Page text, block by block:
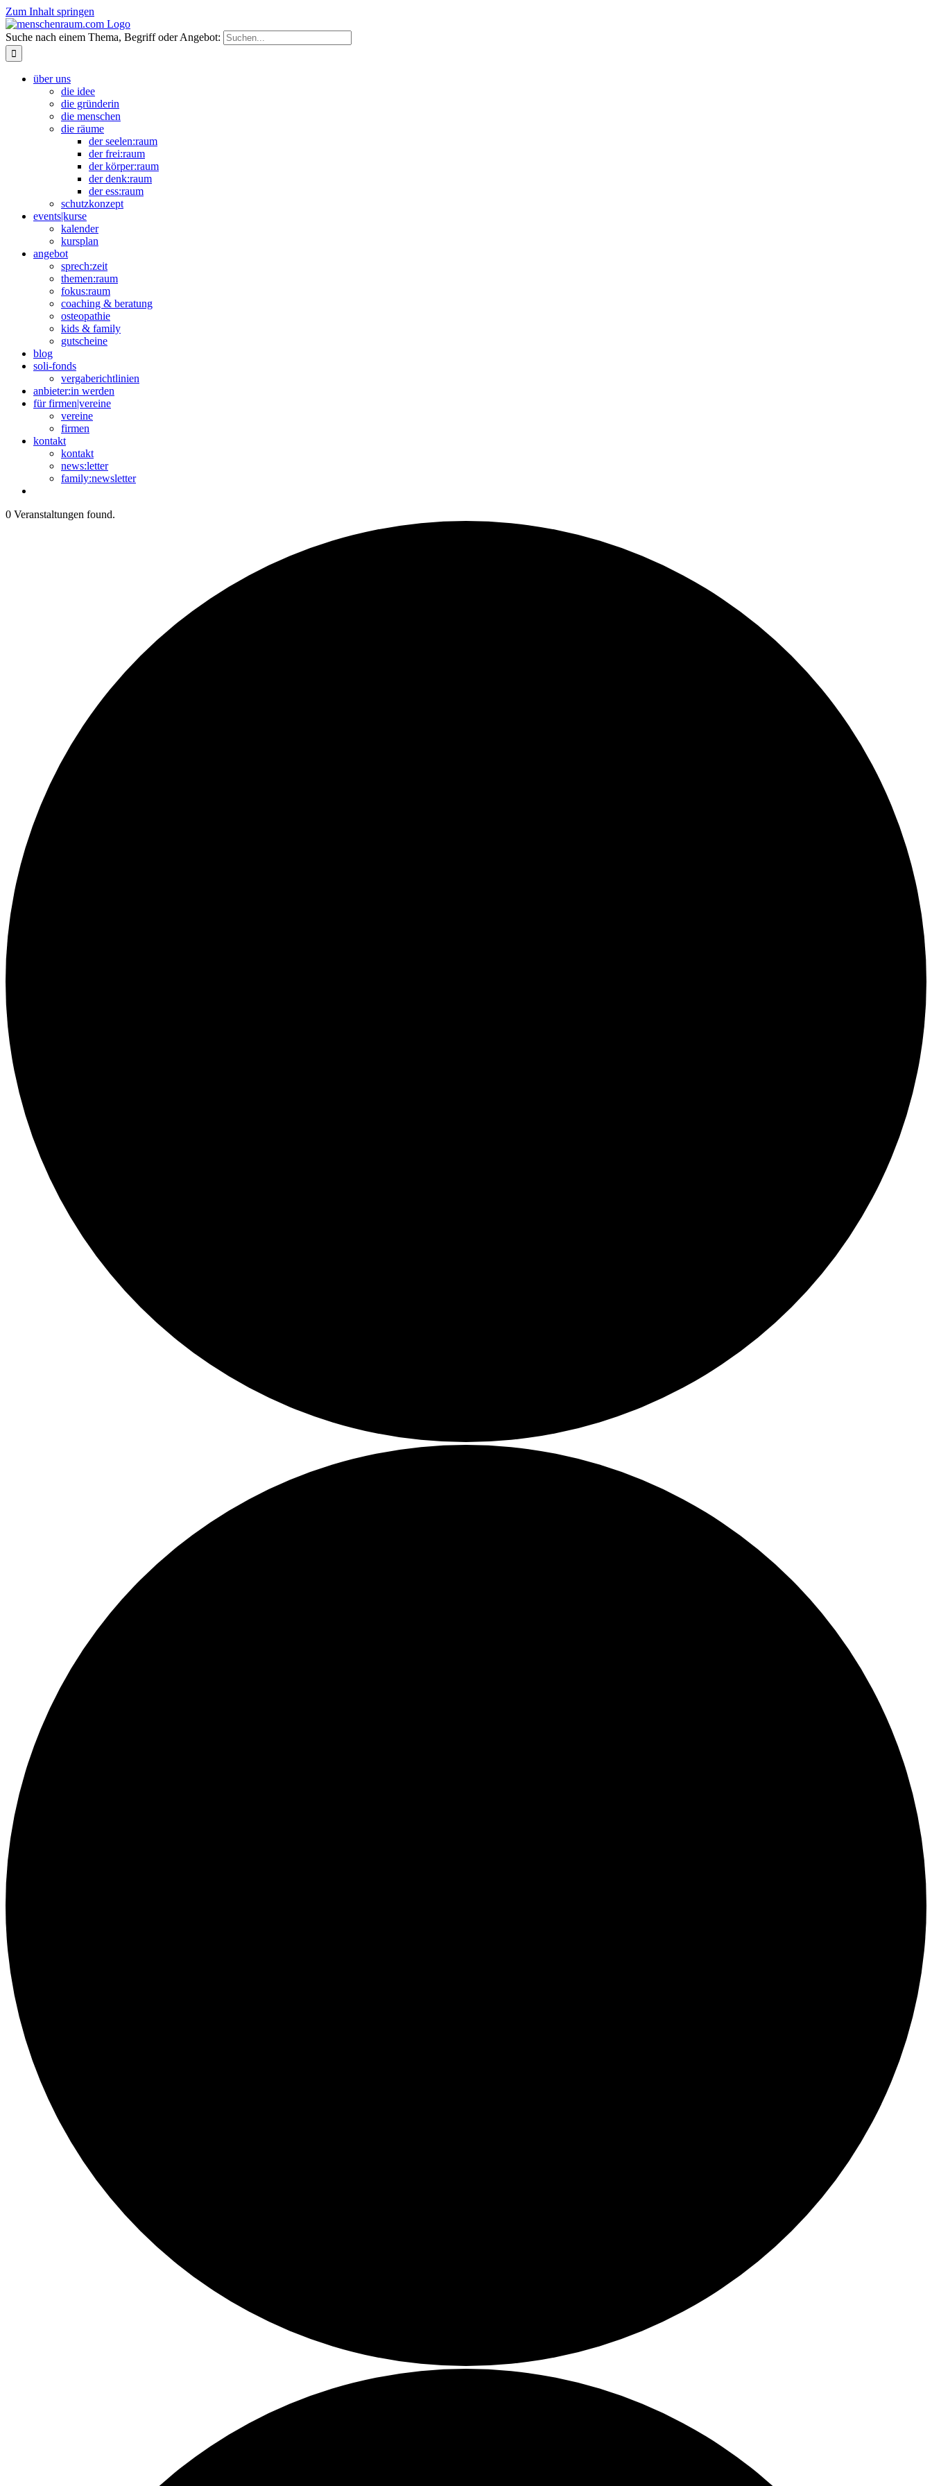
Zum Inhalt springen
Suche nach einem Thema, Begriff oder Angebot:
über uns
die idee
die gründerin
die menschen
die räume
der seelen:raum
der frei:raum
der körper:raum
der denk:raum
der ess:raum
schutzkonzept
events|kurse
kalender
kursplan
angebot
sprech:zeit
themen:raum
fokus:raum
coaching & beratung
osteopathie
kids & family
gutscheine
blog
soli-fonds
vergaberichtlinien
anbieter:in werden
für firmen|vereine
vereine
firmen
kontakt
kontakt
news:letter
family:newsletter
0 Veranstaltungen found.